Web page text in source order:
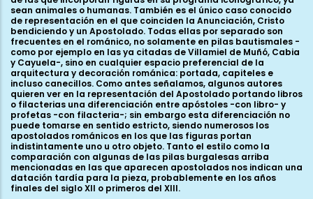
sean animales o humanas. También es el único caso conocido
de representación en el que coinciden la Anunciación, Cristo
bendiciendo y un Apostolado. Todas ellas por separado son
frecuentes en el románico, no solamente en pilas bautismales -
como por ejemplo en las ya citadas de Villamiel de Muñó, Cabia
y Cayuela-, sino en cualquier espacio preferencial de la
arquitectura y decoración románica: portada, capiteles e
incluso canecillos. Como antes señalamos, algunos autores
quieren ver en la representación del Apostolado portando libros
o filacterias una diferenciación entre apóstoles -con libro- y
profetas -con filacteria-; sin embargo esta diferenciación no
puede tomarse en sentido estricto, siendo numerosos los
apostolados románicos en los que las figuras portan
indistintamente uno u otro objeto. Tanto el estilo como la
comparación con algunas de las pilas burgalesas arriba
mencionadas en las que aparecen apostolados nos indican una
datación tardía para la pieza, probablemente en los años
finales del siglo XII o primeros del XIII.